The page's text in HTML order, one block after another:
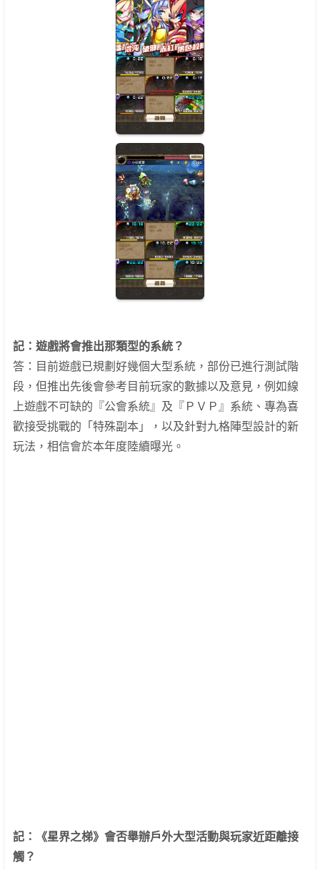
記： 遊戲將會推出那類型的系統？
答：目前遊戲已規劃好幾個大型系統，部份已進行測試階
段，但推出先後會參考目前玩家的數據以及意見，例如線
上遊戲不可缺的『公會系統』及『ＰＶＰ』系統、專為喜
歡接受挑戰的「特殊副本」，以及針對九格陣型設計的新
玩法，相信會於本年度陸續曝光。
記：
《星界之梯》會否舉辦戶外大型活動與玩家近距離接
觸？